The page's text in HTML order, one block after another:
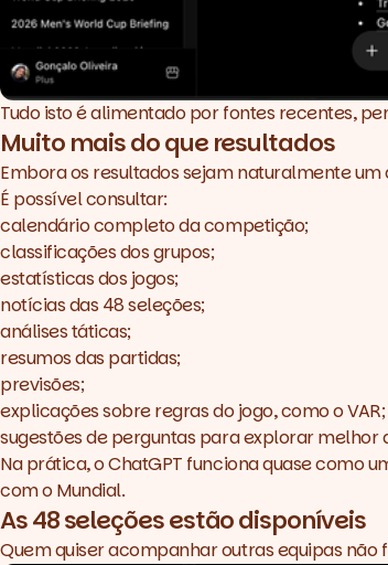
Tudo isto é alimentado por fontes recentes,
Muito mais do que resultados
Embora os resultados sejam naturalmente
É possível consultar:
calendário completo da competição;
classificações dos grupos;
estatísticas dos jogos;
notícias das 48 seleções;
análises táticas;
resumos das partidas;
previsões;
explicações sobre regras do jogo, como o VAR;
sugestões de perguntas para explorar melhor
Na prática, o ChatGPT funciona quase como
com o Mundial.
As 48 seleções estão disponíveis
Quem quiser acompanhar outras equipas